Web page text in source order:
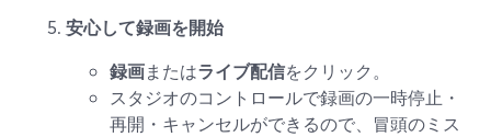
安心して録画を開始
録画またはライブ配信をクリック。
スタジオのコントロールで録画の一時停止・
再開・キャンセルができるので、冒頭のミス